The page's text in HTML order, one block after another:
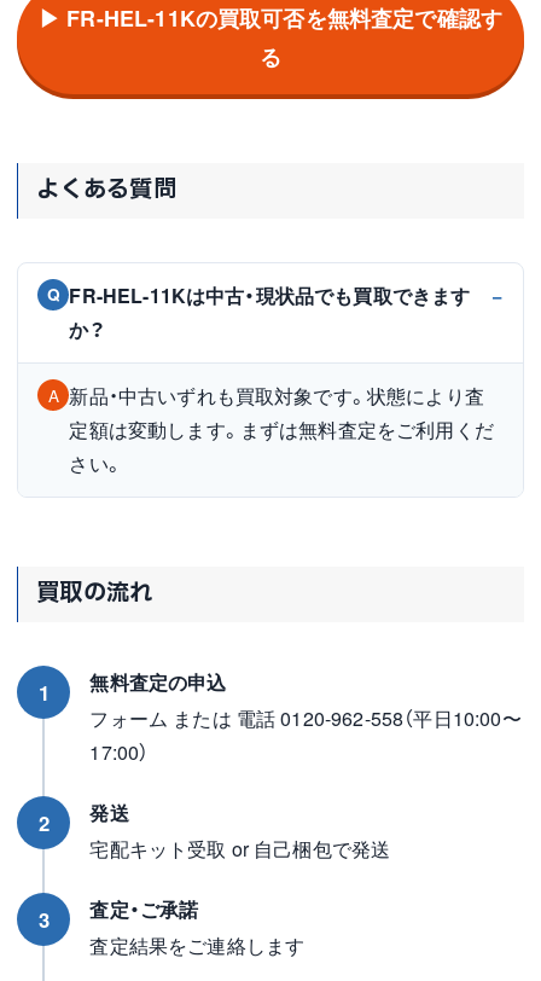
▶ FR-HEL-11Kの買取可否を無料査定で確認す
る
よくある質問
Q FR-HEL-11Kは中古・現状品でも買取できます
か？
A 新品・中古いずれも買取対象です。状態により査
定額は変動します。まずは無料査定をご利用くだ
さい。
買取の流れ
1
無料査定の申込
フォーム または 電話 0120-962-558（平日10:00〜
17:00）
2
発送
宅配キット受取 or 自己梱包で発送
3
査定・ご承諾
査定結果をご連絡します